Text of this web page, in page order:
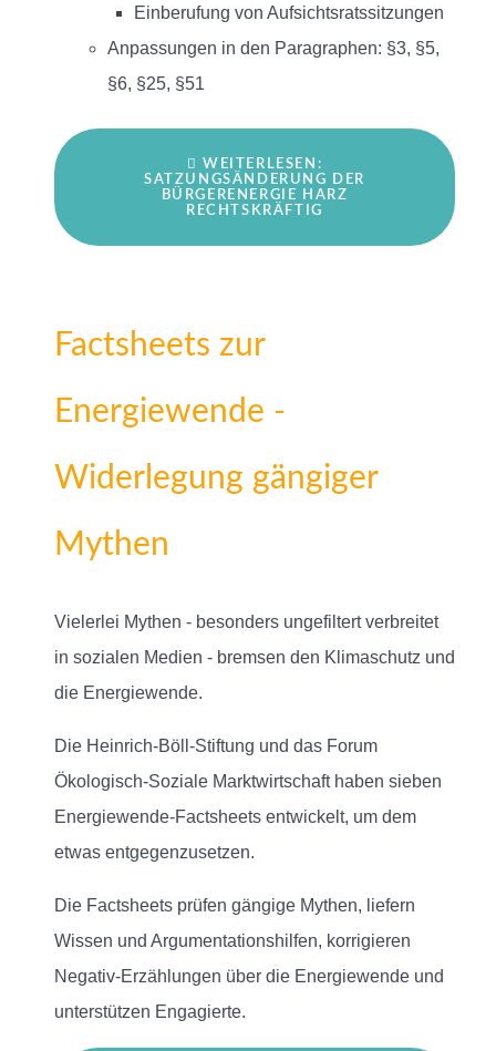
Einberufung von Aufsichtsratssitzungen
Anpassungen in den Paragraphen: §3, §5,
§6, §25, §51
WEITERLESEN:
SATZUNGSÄNDERUNG DER
BÜRGERENERGIE HARZ
RECHTSKRÄFTIG
Factsheets zur
Energiewende -
Widerlegung gängiger
Mythen
Vielerlei Mythen - besonders ungefiltert verbreitet
in sozialen Medien - bremsen den Klimaschutz und
die Energiewende.
Die Heinrich-Böll-Stiftung und das Forum
Ökologisch-Soziale Marktwirtschaft haben sieben
Energiewende-Factsheets entwickelt, um dem
etwas entgegenzusetzen.
Die Factsheets prüfen gängige Mythen, liefern
Wissen und Argumentationshilfen, korrigieren
Negativ-Erzählungen über die Energiewende und
unterstützen Engagierte.